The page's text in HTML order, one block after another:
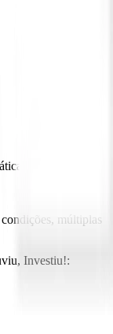
encarece tudo.
múltiplas
Investiu!: